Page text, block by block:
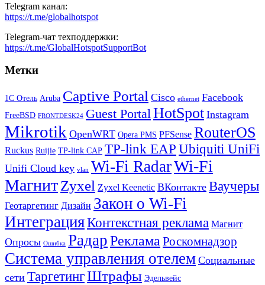
Telegram канал:
https://t.me/globalhotspot
Telegram-чат техподдержки:
https://t.me/GlobalHotspotSupportBot
Метки
1С Отель Aruba Captive Portal Cisco ethernet Facebook
FreeBSD FRONTDESK24 Guest PortalHotSpot Instagram
Mikrotik OpenWRT Opera PMS PFSense RouterOS
Ruckus Ruijie TP-link CAP TP-link EAP Ubiquiti UniFi
Unifi Cloud key vlan Wi-Fi RadarWi-Fi
МагнитZyxel Zyxel Keenetic ВКонтакте Ваучеры
Геотаргетинг Дизайн Закон о Wi-Fi
ИнтеграцияКонтекстная реклама Магнит
Опросы Ошибка РадарРеклама Роскомнадзор
Система управления отелем Социальные
сети ТаргетингШтрафы Эдельвейс